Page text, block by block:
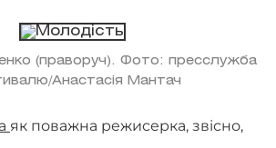
(праворуч). Фото: пресслужба
Анастасія Мантач
як поважна режисерка, звісно,